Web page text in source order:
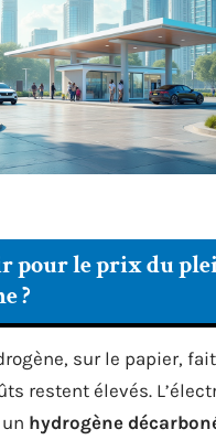
pour le prix du
?
sur le papier,
restent élevés.
hydrogène